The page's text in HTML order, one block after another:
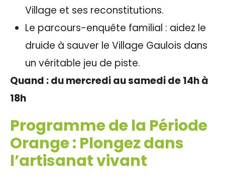
Village et ses reconstitutions.
Le parcours-enquête familial : aidez le
druide à sauver le Village Gaulois dans
un véritable jeu de piste.
Quand : du mercredi au samedi de 14h à
18h
Programme de la Période
Orange : Plongez dans
l’artisanat vivant